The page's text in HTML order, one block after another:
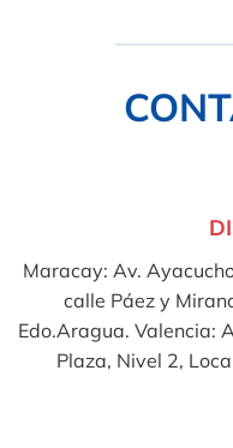
Maracay: Av.
calle Páez y
Edo.Aragua. Valencia:
Plaza, Nivel 2,